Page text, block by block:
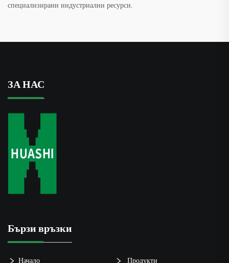
специализирани индустриални ресурси.
ЗА НАС
Бързи връзки
Начало Продукти